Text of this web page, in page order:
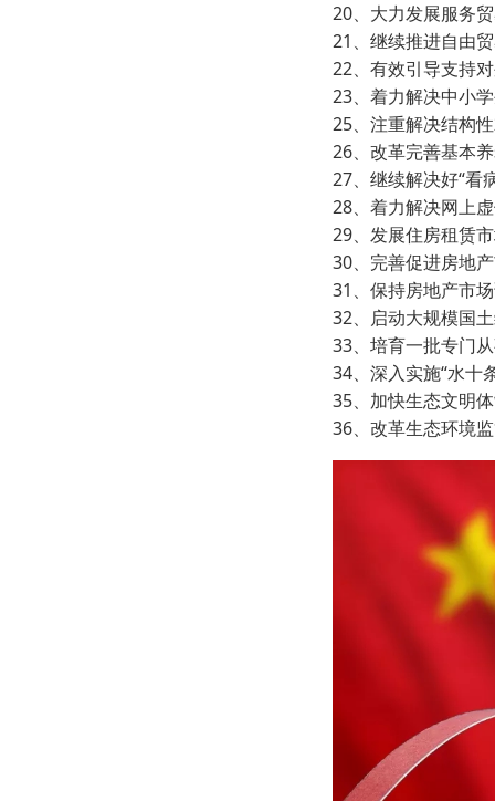
20、大力发展服务
21、继续推进自由
22、有效引导支持
23、着力解决中小
25、注重解决结构
26、改革完善基本
27、继续解决好“看
28、着力解决网上
29、发展住房租赁
30、完善促进房地
31、保持房地产市
32、启动大规模国
33、培育一批专门
34、深入实施“水十
35、加快生态文明
36、改革生态环境